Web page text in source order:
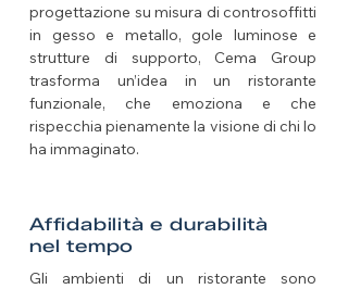
progettazione su misura di controsoffitti
in gesso e metallo, gole luminose e
strutture di supporto, Cema Group
trasforma un’idea in un ristorante
funzionale, che emoziona e che
rispecchia pienamente la visione di chi lo
ha immaginato.
Affidabilità e durabilità
nel tempo
Gli ambienti di un ristorante sono